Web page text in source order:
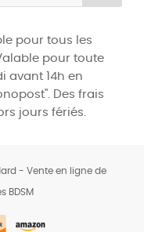
pour tous les
pour toute
avant 14h en
Des frais
jours fériés.
- Vente en ligne de
BDSM